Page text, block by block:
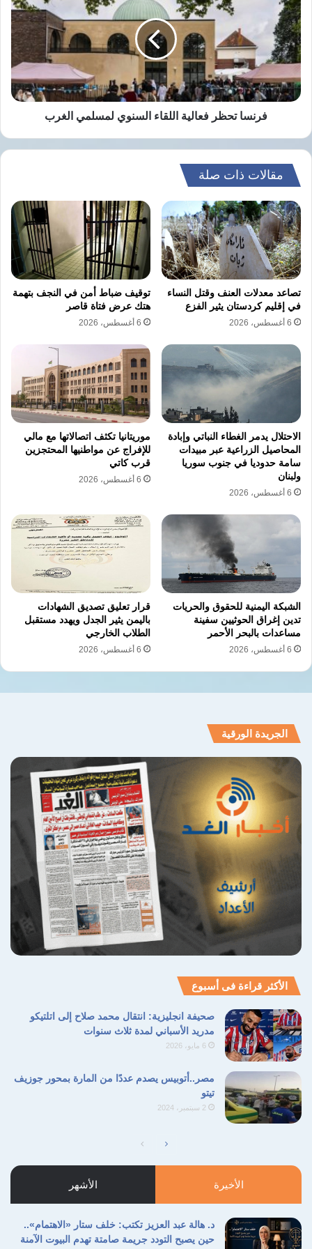
نسخ الرابط
فعالية
اللقاء
السنوي
لمسلمي
الغرب
فرنسا تحظر فعالية اللقاء السنوي لمسلمي الغرب
مقالات ذات صلة
تصاعد معدلات العنف وقتل النساء
في إقليم كردستان يثير الفزع
6 أغسطس، 2026
توقيف ضباط أمن في النجف بتهمة
هتك عرض فتاة قاصر
6 أغسطس، 2026
الاحتلال يدمر الغطاء النباتي وإبادة
المحاصيل الزراعية عبر مبيدات
سامة حدوديا في جنوب سوريا
ولبنان
6 أغسطس، 2026
موريتانيا تكثف اتصالاتها مع مالي
للإفراج عن مواطنيها المحتجزين
قرب كاتي
6 أغسطس، 2026
الشبكة اليمنية للحقوق والحريات
تدين إغراق الحوثيين سفينة
مساعدات بالبحر الأحمر
6 أغسطس، 2026
قرار تعليق تصديق الشهادات
باليمن يثير الجدل ويهدد مستقبل
الطلاب الخارجي
6 أغسطس، 2026
الجريدة الورقية
الأكثر قراءة فى أسبوع
صحيفة انجليزية: انتقال محمد صلاح إلى اتلتيكو
مدريد الأسباني لمدة ثلاث سنوات
6 مايو، 2026
مصر..أتوبيس يصدم عددًا من المارة بمحور جوزيف
تيتو
2 سبتمبر، 2024
الصفحة
السابقة
الصفحة
التالية
الأخيرة الأشهر
د. هالة عبد العزيز تكتب: خلف ستار «الاهتمام»..
حين يصبح التودد جريمة صامتة تهدم البيوت الآمنة